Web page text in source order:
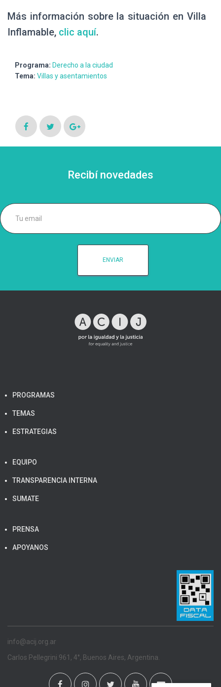
Más información sobre la situación en Villa
Inflamable, clic aquí.
Programa: Derecho a la ciudad
Tema: Villas y asentamientos
Recibí novedades
PROGRAMAS
TEMAS
ESTRATEGIAS
EQUIPO
TRANSPARENCIA INTERNA
SUMATE
PRENSA
APOYANOS
info@acij.org.ar
Carlos Pellegrini 961, 4°, Buenos Aires, Argentina.